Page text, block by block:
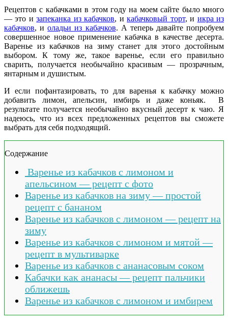
Рецептов с кабачками в этом году на моем сайте было много
— это изапеканка из кабачков, икабачковый торт, и икра из
кабачков, иоладьи из кабачков. А теперь давайте попробуем
совершенное новое применение кабачка в качестве десерта.
Варенье из кабачков на зиму станет для этого достойным
выбором. К тому же, такое варенье, если его правильно
сварить, получается необычайно красивым — прозрачным,
янтарным и душистым.
И если пофантазировать, то для варенья к кабачку можно
добавить лимон, апельсин, имбирь и даже коньяк. В
результате получается необычайно вкусный десерт к чаю. Я
надеюсь, что из всех предложенных рецептов вы сможете
выбрать для себя подходящий.
Содержание
Варенье из кабачков с лимоном и
апельсином — рецепт с фото
Варенье из кабачков на зиму — простой
рецепт с бананом
Варенье из кабачков с лимоном — рецепт на
зиму
Варенье из кабачков с лимоном и мятой —
рецепт в мультиварке
Варенье из кабачков с ананасовым соком
Кабачки как ананасы — рецепт пальчики
оближешь
Варенье из кабачков с лимоном и имбирем